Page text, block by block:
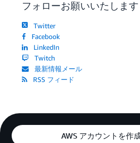
フォローお願いいたします
Twitter
Facebook
LinkedIn
Twitch
最新情報メール
RSS フィード
AWS アカウントを作